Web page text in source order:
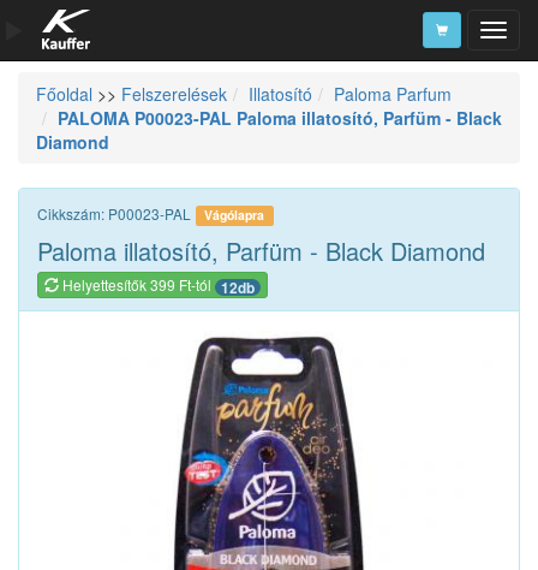
Szerszámkatalógus
Kosár
Alkatrészek
Főoldal >> Felszerelések Illatosító
Paloma Parfum
PALOMA P00023-PAL Paloma illatosító, Parfüm - Black
Diamond
Cikkszám: P00023-PAL Vágólapra
Paloma illatosító, Parfüm - Black Diamond
Helyettesítők 399 Ft-tól 12db